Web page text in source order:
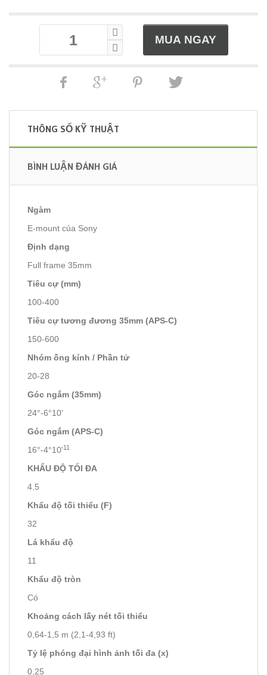
THÔNG SỐ KỸ THUẬT
BÌNH LUẬN ĐÁNH GIÁ
Ngàm
E-mount của Sony
Định dạng
Full frame 35mm
Tiêu cự (mm)
100-400
Tiêu cự tương đương 35mm (APS-C)
150-600
Nhóm ống kính / Phần tử
20-28
Góc ngắm (35mm)
24°-6°10'
Góc ngắm (APS-C)
16°-4°10'11
KHẨU ĐỘ TỐI ĐA
4.5
Khẩu độ tối thiểu (F)
32
Lá khẩu độ
11
Khẩu độ tròn
Có
Khoảng cách lấy nét tối thiểu
0,64-1,5 m (2,1-4,93 ft)
Tỷ lệ phóng đại hình ảnh tối đa (x)
0,25